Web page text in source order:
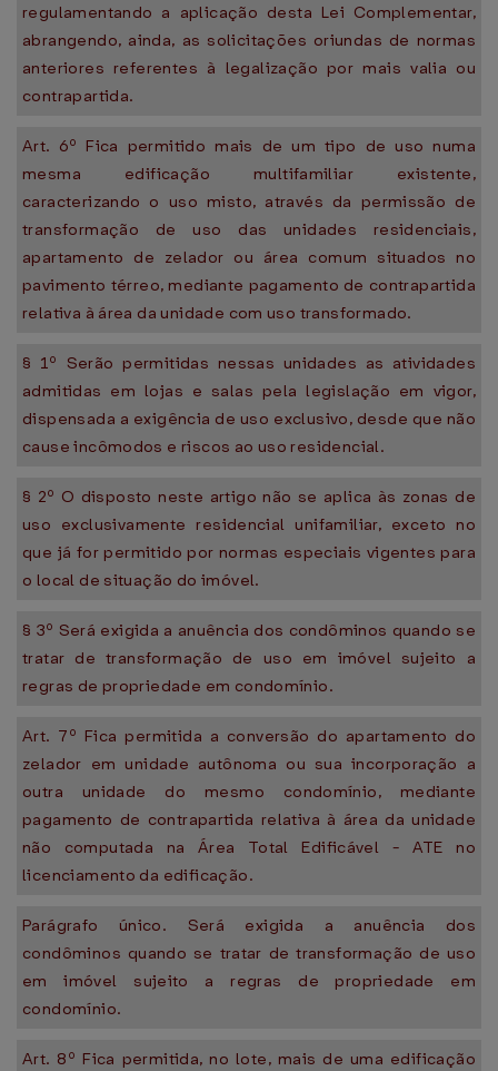
regulamentando a aplicação desta Lei Complementar,
abrangendo, ainda, as solicitações oriundas de normas
anteriores referentes à legalização por mais valia ou
contrapartida.
Art. 6º Fica permitido mais de um tipo de uso numa
mesma edificação multifamiliar existente,
caracterizando o uso misto, através da permissão de
transformação de uso das unidades residenciais,
apartamento de zelador ou área comum situados no
pavimento térreo, mediante pagamento de contrapartida
relativa à área da unidade com uso transformado.
§ 1º Serão permitidas nessas unidades as atividades
admitidas em lojas e salas pela legislação em vigor,
dispensada a exigência de uso exclusivo, desde que não
cause incômodos e riscos ao uso residencial.
§ 2º O disposto neste artigo não se aplica às zonas de
uso exclusivamente residencial unifamiliar, exceto no
que já for permitido por normas especiais vigentes para
o local de situação do imóvel.
§ 3º Será exigida a anuência dos condôminos quando se
tratar de transformação de uso em imóvel sujeito a
regras de propriedade em condomínio.
Art. 7º Fica permitida a conversão do apartamento do
zelador em unidade autônoma ou sua incorporação a
outra unidade do mesmo condomínio, mediante
pagamento de contrapartida relativa à área da unidade
não computada na Área Total Edificável - ATE no
licenciamento da edificação.
Parágrafo único. Será exigida a anuência dos
condôminos quando se tratar de transformação de uso
em imóvel sujeito a regras de propriedade em
condomínio.
Art. 8º Fica permitida, no lote, mais de uma edificação